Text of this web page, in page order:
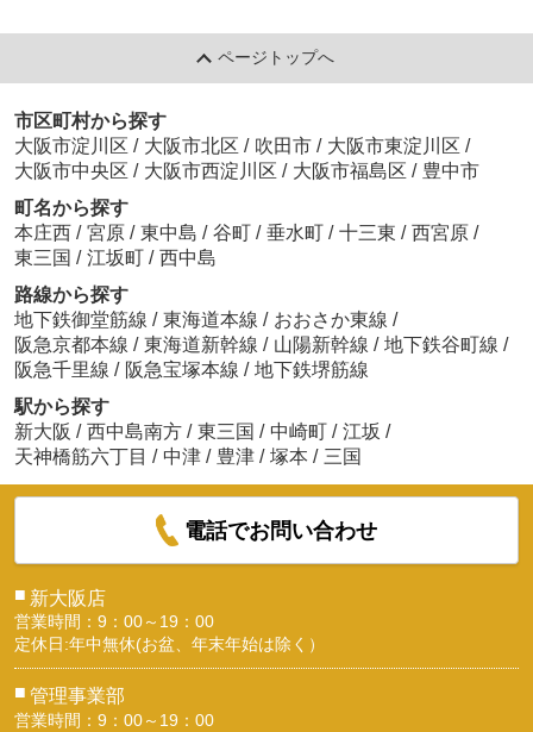
ページトップへ
市区町村から探す
大阪市淀川区 / 大阪市北区 / 吹田市 / 大阪市東淀川区 /
大阪市中央区 / 大阪市西淀川区 / 大阪市福島区 / 豊中市
町名から探す
本庄西 / 宮原 / 東中島 / 谷町 / 垂水町 / 十三東 / 西宮原 /
東三国 / 江坂町 / 西中島
路線から探す
地下鉄御堂筋線 / 東海道本線 / おおさか東線 /
阪急京都本線 / 東海道新幹線 / 山陽新幹線 / 地下鉄谷町線 /
阪急千里線 / 阪急宝塚本線 / 地下鉄堺筋線
駅から探す
新大阪 / 西中島南方 / 東三国 / 中崎町 / 江坂 /
天神橋筋六丁目 / 中津 / 豊津 / 塚本 / 三国
電話でお問い合わせ
■ 新大阪店
営業時間：9：00～19：00
定休日:年中無休(お盆、年末年始は除く）
■ 管理事業部
営業時間：9：00～19：00